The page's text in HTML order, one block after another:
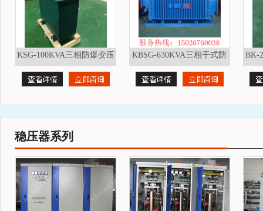
KSG-100KVA三相防爆变压
器矿用变压器
KBSG-630KVA三相干式防
爆变压器矿用变压器
BK-
器
稳压器系列